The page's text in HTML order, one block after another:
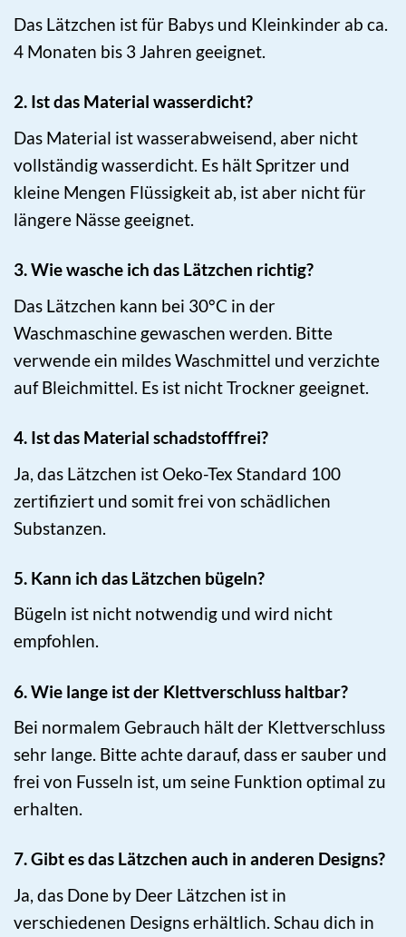
Das Lätzchen ist für Babys und Kleinkinder ab ca.
4 Monaten bis 3 Jahren geeignet.
2. Ist das Material wasserdicht?
Das Material ist wasserabweisend, aber nicht
vollständig wasserdicht. Es hält Spritzer und
kleine Mengen Flüssigkeit ab, ist aber nicht für
längere Nässe geeignet.
3. Wie wasche ich das Lätzchen richtig?
Das Lätzchen kann bei 30°C in der
Waschmaschine gewaschen werden. Bitte
verwende ein mildes Waschmittel und verzichte
auf Bleichmittel. Es ist nicht Trockner geeignet.
4. Ist das Material schadstofffrei?
Ja, das Lätzchen ist Oeko-Tex Standard 100
zertifiziert und somit frei von schädlichen
Substanzen.
5. Kann ich das Lätzchen bügeln?
Bügeln ist nicht notwendig und wird nicht
empfohlen.
6. Wie lange ist der Klettverschluss haltbar?
Bei normalem Gebrauch hält der Klettverschluss
sehr lange. Bitte achte darauf, dass er sauber und
frei von Fusseln ist, um seine Funktion optimal zu
erhalten.
7. Gibt es das Lätzchen auch in anderen Designs?
Ja, das Done by Deer Lätzchen ist in
verschiedenen Designs erhältlich. Schau dich in